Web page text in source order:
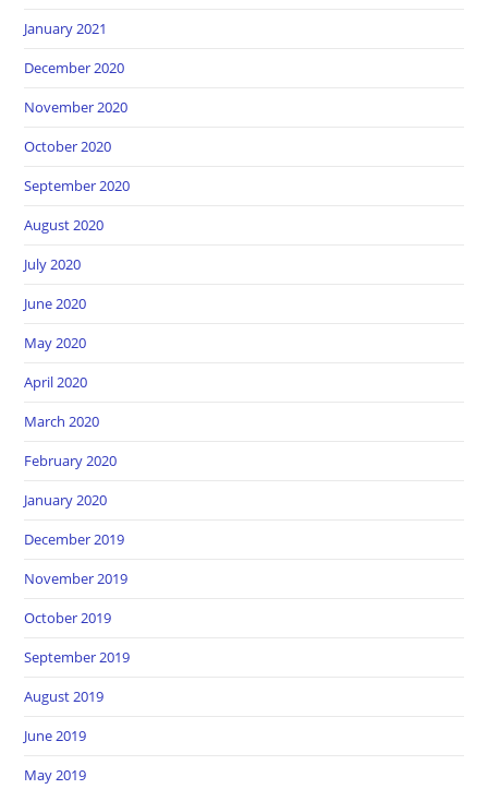
January 2021
December 2020
November 2020
October 2020
September 2020
August 2020
July 2020
June 2020
May 2020
April 2020
March 2020
February 2020
January 2020
December 2019
November 2019
October 2019
September 2019
August 2019
June 2019
May 2019